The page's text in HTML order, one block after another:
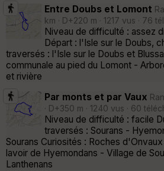
Entre Doubs et Lomont
km · D+220 m · 1217 vus · 76
Niveau de difficulté : assez
Départ : l'Isle sur le Doubs,
traversés : l'Isle sur le Doubs et
communale au pied du Lomont -
et rivière
Par monts et par Vaux
· D+350 m · 1240 vus · 60
Niveau de difficulté : facile
traversés : Sourans -
Sourans Curiosités : Roches
lavoir de Hyemondans - Village de
Lanthenans